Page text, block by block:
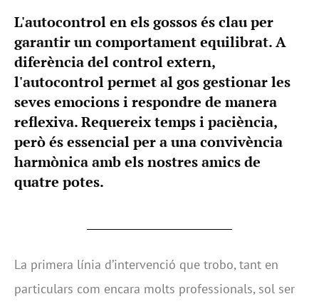
L'autocontrol en els gossos és clau per
garantir un comportament equilibrat. A
diferència del control extern,
l'autocontrol permet al gos gestionar les
seves emocions i respondre de manera
reflexiva. Requereix temps i paciència,
però és essencial per a una convivència
harmònica amb els nostres amics de
quatre potes.
La primera línia d’intervenció que trobo, tant en
particulars com encara molts professionals, sol ser